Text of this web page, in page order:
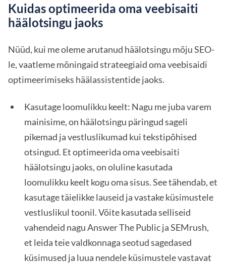
Kuidas optimeerida oma veebisaiti
häälotsingu jaoks
Nüüd, kui me oleme arutanud häälotsingu mõju SEO-
le, vaatleme mõningaid strateegiaid oma veebisaidi
optimeerimiseks häälassistentide jaoks.
Kasutage loomulikku keelt: Nagu me juba varem
mainisime, on häälotsingu päringud sageli
pikemad ja vestluslikumad kui tekstipõhised
otsingud. Et optimeerida oma veebisaiti
häälotsingu jaoks, on oluline kasutada
loomulikku keelt kogu oma sisus. See tähendab, et
kasutage täielikke lauseid ja vastake küsimustele
vestluslikul toonil. Võite kasutada selliseid
vahendeid nagu Answer The Public ja SEMrush,
et leida teie valdkonnaga seotud sagedased
küsimused ja luua nendele küsimustele vastavat